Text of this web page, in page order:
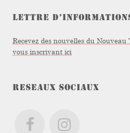
LETTRE
Recevez des nouvelles du
vous inscrivant ici
RESEAUX SOCIAUX